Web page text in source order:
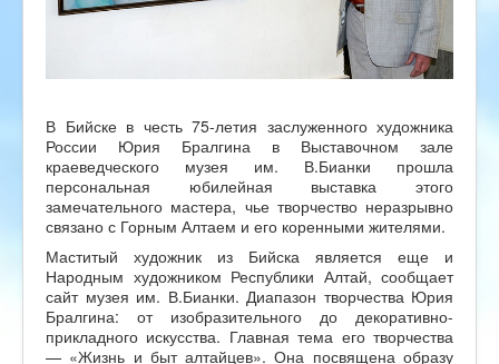
В Бийске в честь 75-летия заслуженного художника
России Юрия Бралгина в Выставочном зале
краеведческого музея им. В.Бианки прошла
персональная юбилейная выставка этого
замечательного мастера, чье творчество неразрывно
связано с Горным Алтаем и его коренными жителями.
Маститый художник из Бийска является еще и
Народным художником Республики Алтай, сообщает
сайт музея им. В.Бианки. Диапазон творчества Юрия
Бралгина: от изобразительного до декоративно-
прикладного искусства. Главная тема его творчества
— «Жизнь и быт алтайцев». Она посвящена образу